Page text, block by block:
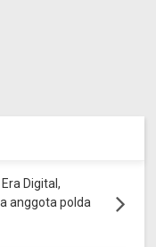
Digital,
anggota polda